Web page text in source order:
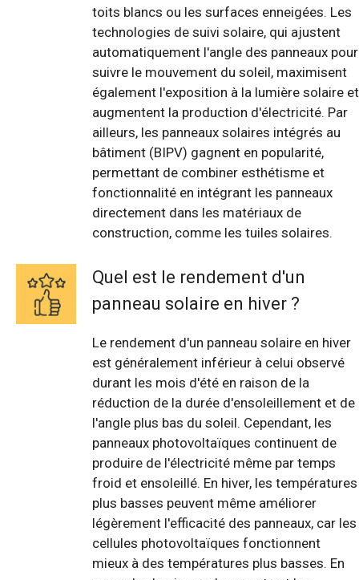
toits blancs ou les surfaces enneigées. Les
technologies de suivi solaire, qui ajustent
automatiquement l'angle des panneaux pour
suivre le mouvement du soleil, maximisent
également l'exposition à la lumière solaire et
augmentent la production d'électricité. Par
ailleurs, les panneaux solaires intégrés au
bâtiment (BIPV) gagnent en popularité,
permettant de combiner esthétisme et
fonctionnalité en intégrant les panneaux
directement dans les matériaux de
construction, comme les tuiles solaires.
Quel est le rendement d'un
panneau solaire en hiver ?
Le rendement d'un panneau solaire en hiver
est généralement inférieur à celui observé
durant les mois d'été en raison de la
réduction de la durée d'ensoleillement et de
l'angle plus bas du soleil. Cependant, les
panneaux photovoltaïques continuent de
produire de l'électricité même par temps
froid et ensoleillé. En hiver, les températures
plus basses peuvent même améliorer
légèrement l'efficacité des panneaux, car les
cellules photovoltaïques fonctionnent
mieux à des températures plus basses. En